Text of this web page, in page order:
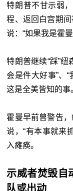
特朗普不甘示弱
程、返回白宫期
说：“如果我是霍
特朗普继续“踩”
会是件大好事”、
这是全美皆知的事
霍曼早前曾警告
说，“有本事就来
入瘫痪。
示威者焚毁自
队或出动